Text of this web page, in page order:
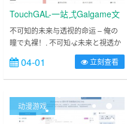
TouchGAL-一站式Galgame文
化社区！
不可知的未来与透视的命运 – 俺の
瞳で丸裸！. 不可知な未来と視透か
す運命. TouchGAL是立足于分享快
乐的一站式Galgame文化社区，为
Gal爱好者提供一片净土！为
04-01 立刻查看
动漫游戏